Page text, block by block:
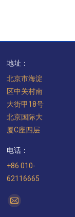
地址：
北京市海淀
区中关村南
大街甲18号
北京国际大
厦C座四层
电话：
+86 010-
62116665
找到我们：
Mail